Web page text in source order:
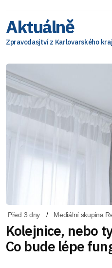
Aktuálně
Zpravodasjtví z Karlovarského
Před 3 dny Mediální skupina
Kolejnice, nebo
Co bude lépe